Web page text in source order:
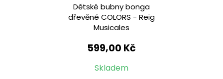
Dětské bubny bonga
dřevěné COLORS - Reig
Musicales
599,00 Kč
Skladem